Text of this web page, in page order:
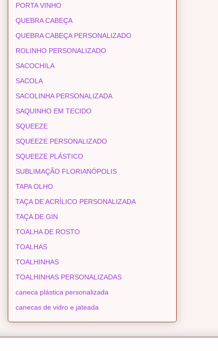
PORTA VINHO
QUEBRA CABEÇA
QUEBRA CABEÇA PERSONALIZADO
ROLINHO PERSONALIZADO
SACOCHILA
SACOLA
SACOLINHA PERSONALIZADA
SAQUINHO EM TECIDO
SQUEEZE
SQUEEZE PERSONALIZADO
SQUEEZE PLÁSTICO
SUBLIMAÇÃO FLORIANÓPOLIS
TAPA OLHO
TAÇA DE ACRÍLICO PERSONALIZADA
TAÇA DE GIN
TOALHA DE ROSTO
TOALHAS
TOALHINHAS
TOALHINHAS PERSONALIZADAS
caneca plástica personalizada
canecas de vidro e jateada